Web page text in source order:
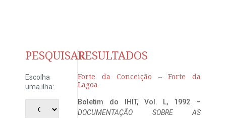
PESQUISAR
Escolha
uma ilha:
RESULTADOS
Forte da Conceição – Forte da
Lagoa
Boletim do IHIT, Vol. L, 1992 –
DOCUMENTAÇÃO SOBRE AS